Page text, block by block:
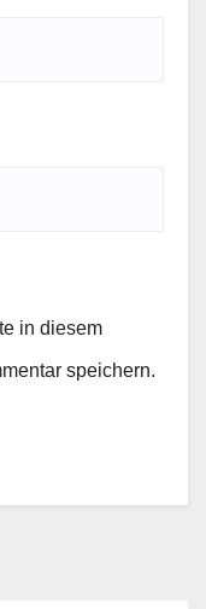
in diesem
speichern.